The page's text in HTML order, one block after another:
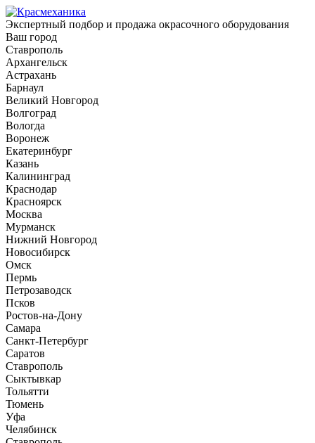
Экспертный подбор и продажа окрасочного оборудования
Ваш город
Ставрополь
Архангельск
Астрахань
Барнаул
Великий Новгород
Волгоград
Вологда
Воронеж
Екатеринбург
Казань
Калининград
Краснодар
Красноярск
Москва
Мурманск
Нижний Новгород
Новосибирск
Омск
Пермь
Петрозаводск
Псков
Ростов-на-Дону
Самара
Санкт-Петербург
Саратов
Ставрополь
Сыктывкар
Тольятти
Тюмень
Уфа
Челябинск